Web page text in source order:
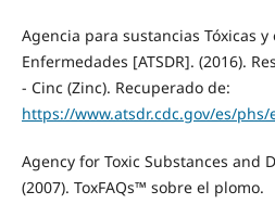
Agencia para sustancias Tóxicas
Enfermedades [ATSDR]. (2016).
- Cinc (Zinc). Recuperado de:
https://www.atsdr.cdc.gov/es/phs/
Agency for Toxic Substances and
(2007). ToxFAQs™ sobre el plomo.